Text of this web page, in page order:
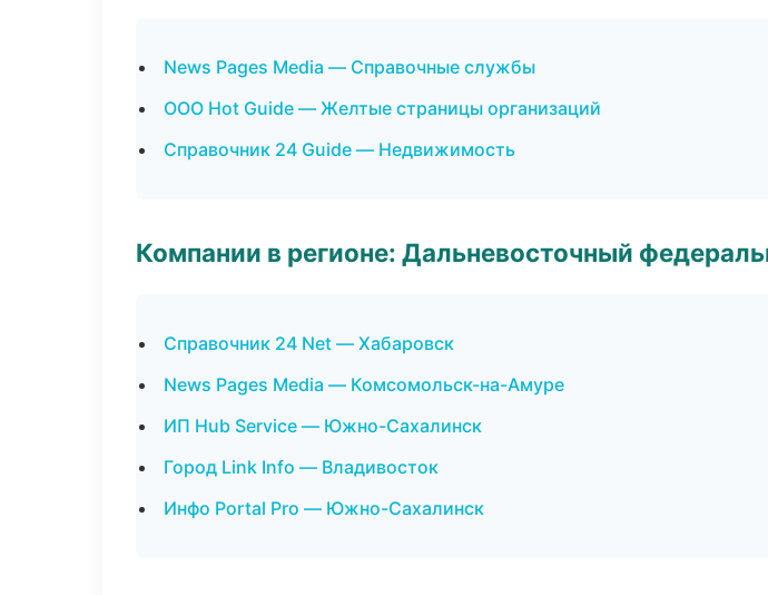
News Pages Media — Справочные службы
ООО Hot Guide — Желтые страницы организаций
Справочник 24 Guide — Недвижимость
Компании в регионе: Дальневосточный
Справочник 24 Net — Хабаровск
News Pages Media — Комсомольск-на-Амуре
ИП Hub Service — Южно-Сахалинск
Город Link Info — Владивосток
Инфо Portal Pro — Южно-Сахалинск